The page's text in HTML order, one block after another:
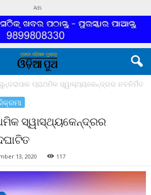
Ads
ସୁନ୍ଦରାପାଳ ପ୍ରାଥମିକ ସ୍ୱାସ୍ଥ୍ୟକେନ୍ଦ୍ରର ନବନିର୍ମିତ
ସ୍ୱାସ୍ଥ୍ୟକେନ୍ଦ୍ରର
13, 2020 117